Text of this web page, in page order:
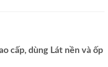
cấp, dùng Lát nền và ốp